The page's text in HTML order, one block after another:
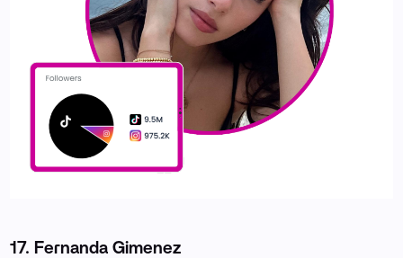
17. Fernanda Gimenez